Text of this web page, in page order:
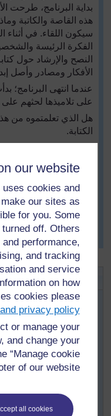
our website
cookies and
our sites as
for you. Some
off. Others
performance,
and tracking
and service
on how
cookies please
privacy policy
or manage your
and change your
“Manage cookie
of our website.
all cookies
بداية البرنامج، طرحت
هذه القاصة والكاتبة
سيكون اللقاء. في أثناء
الفكرة الرئيسة
النصح والإرشاد حول
الأفكار ومصادر وأصل
عندما انتهى البرنامج؛
على تلاميذها لحثهم
هل الذي تعلمتموه من
الكتابة.
ما؟ قامت بسؤال
ان يكون الالهام في
طلبت منهم ان يجربوا
كتابة القطعة
رأي حذر بهذا الشأن
النشاط
شجع تلاميذك على تلمس
أنظرإلى المصادر5
–
3
المصادر ويمكنك اختيار
استخدم المصدر6،
للنقاش
اطلب من كل تلميذ ان
في اليوم التالي،
في شكل مجموعات